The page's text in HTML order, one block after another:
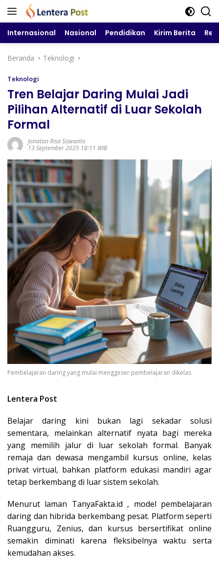
Langsung
Internasional Nasional Pendidikan Kirim Berita
Beranda Teknologi
Teknologi
Tren Belajar Daring Mulai Jadi
Pilihan Alternatif di Luar Sekolah
Formal
Jonatan Risa Siswanto
13 September 2025 18:11 WIB
Pembelajaran daring yang mulai menggeser pembelajaran dikelas
Lentera Post
Belajar daring kini bukan lagi sekadar solusi
sementara, melainkan alternatif nyata bagi mereka
yang memilih jalur di luar sekolah formal. Banyak
remaja dan dewasa mengambil kursus online, kelas
privat virtual, bahkan platform edukasi mandiri agar
tetap berkembang di luar sistem sekolah.
Menurut laman TanyaFakta.id , model pembelajaran
daring dan hibrida berkembang pesat. Platform seperti
Ruangguru, Zenius, dan kursus bersertifikat online
semakin diminati karena fleksibelnya waktu serta
kemudahan akses.